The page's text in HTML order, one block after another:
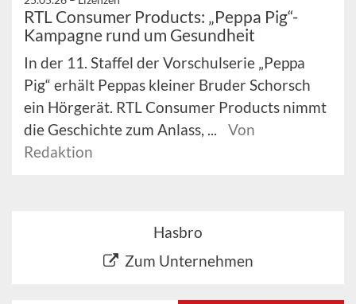
RTL Consumer Products: „Peppa Pig“-
Kampagne rund um Gesundheit
In der 11. Staffel der Vorschulserie „Peppa
Pig“ erhält Peppas kleiner Bruder Schorsch
ein Hörgerät. RTL Consumer Products nimmt
die Geschichte zum Anlass, ...
Von
Redaktion
Hasbro
Zum Unternehmen